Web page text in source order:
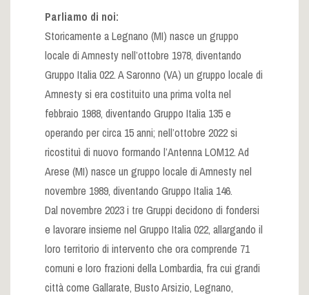
Parliamo di noi:
Storicamente a Legnano (MI) nasce un gruppo
locale di Amnesty nell’ottobre 1978, diventando
Gruppo Italia 022. A Saronno (VA) un gruppo locale di
Amnesty si era costituito una prima volta nel
febbraio 1988, diventando Gruppo Italia 135 e
operando per circa 15 anni; nell’ottobre 2022 si
ricostituì di nuovo formando l’Antenna LOM12. Ad
Arese (MI) nasce un gruppo locale di Amnesty nel
novembre 1989, diventando Gruppo Italia 146.
Dal novembre 2023 i tre Gruppi decidono di fondersi
e lavorare insieme nel Gruppo Italia 022, allargando il
loro territorio di intervento che ora comprende 71
comuni e loro frazioni della Lombardia, fra cui grandi
città come Gallarate, Busto Arsizio, Legnano,